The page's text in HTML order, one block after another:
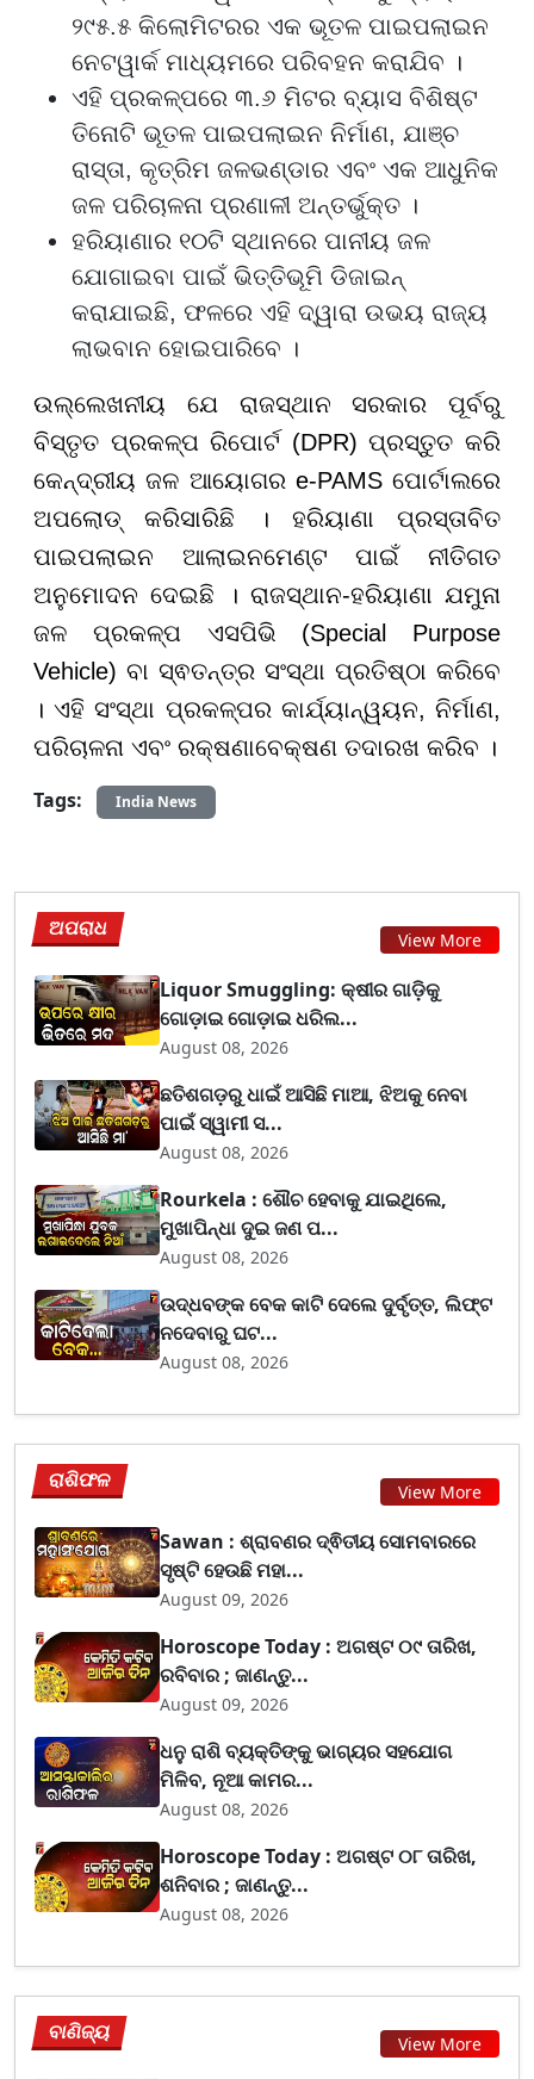
୨୯୫.୫ କିଲୋମିଟରର ଏକ ଭୂତଳ ପାଇପଲାଇନ
ନେଟୱାର୍କ ମାଧ୍ୟମରେ ପରିବହନ କରାଯିବ ।
ଏହି ପ୍ରକଳ୍ପରେ ୩.୬ ମିଟର ବ୍ୟାସ ବିଶିଷ୍ଟ
ତିନୋଟି ଭୂତଳ ପାଇପଲାଇନ ନିର୍ମାଣ, ଯାଞ୍ଚ
ରାସ୍ତା, କୃତ୍ରିମ ଜଳଭଣ୍ଡାର ଏବଂ ଏକ ଆଧୁନିକ
ଜଳ ପରିଚାଳନା ପ୍ରଣାଳୀ ଅନ୍ତର୍ଭୁକ୍ତ ।
ହରିୟାଣାର ୧୦ଟି ସ୍ଥାନରେ ପାନୀୟ ଜଳ
ଯୋଗାଇବା ପାଇଁ ଭିତ୍ତିଭୂମି ଡିଜାଇନ୍
କରାଯାଇଛି, ଫଳରେ ଏହି ଦ୍ୱାରା ଉଭୟ ରାଜ୍ୟ
ଲାଭବାନ ହୋଇପାରିବେ ।
ଉଲ୍ଲେଖନୀୟ ଯେ ରାଜସ୍ଥାନ ସରକାର ପୂର୍ବରୁ
ବିସ୍ତୃତ ପ୍ରକଳ୍ପ ରିପୋର୍ଟ (DPR) ପ୍ରସ୍ତୁତ କରି
କେନ୍ଦ୍ରୀୟ ଜଳ ଆୟୋଗର e-PAMS ପୋର୍ଟାଲରେ
ଅପଲୋଡ୍ କରିସାରିଛି । ହରିୟାଣା ପ୍ରସ୍ତାବିତ
ପାଇପଲାଇନ ଆଲାଇନମେଣ୍ଟ ପାଇଁ ନୀତିଗତ
ଅନୁମୋଦନ ଦେଇଛି । ରାଜସ୍ଥାନ-ହରିୟାଣା ଯମୁନା
ଜଳ ପ୍ରକଳ୍ପ ଏସପିଭି (Special Purpose
Vehicle) ବା ସ୍ଵତନ୍ତ୍ର ସଂସ୍ଥା ପ୍ରତିଷ୍ଠା କରିବେ
। ଏହି ସଂସ୍ଥା ପ୍ରକଳ୍ପର କାର୍ଯ୍ୟାନ୍ୱୟନ, ନିର୍ମାଣ,
ପରିଚାଳନା ଏବଂ ରକ୍ଷଣାବେକ୍ଷଣ ତଦାରଖ କରିବ ।
Tags:
India News
ଅପରାଧ View More
Liquor Smuggling: କ୍ଷୀର ଗାଡ଼ିକୁ
ଗୋଡ଼ାଇ ଗୋଡ଼ାଇ ଧରିଲ...
August 08, 2026
ଛତିଶଗଡ଼ରୁ ଧାଇଁ ଆସିଛି ମାଆ, ଝିଅକୁ ନେବା
ପାଇଁ ସ୍ୱାମୀ ସ...
August 08, 2026
Rourkela : ଶୌଚ ହେବାକୁ ଯାଇଥିଲେ,
ମୁଖାପିନ୍ଧା ଦୁଇ ଜଣ ପ...
August 08, 2026
ଉଦ୍ଧବଙ୍କ ବେକ କାଟି ଦେଲେ ଦୁର୍ବୃତ୍ତ, ଲିଫ୍ଟ
ନଦେବାରୁ ଘଟ...
August 08, 2026
ରାଶିଫଳ View More
Sawan : ଶ୍ରାବଣର ଦ୍ଵିତୀୟ ସୋମବାରରେ
ସୃଷ୍ଟି ହେଉଛି ମହା...
August 09, 2026
Horoscope Today : ଅଗଷ୍ଟ ୦୯ ତାରିଖ,
ରବିବାର ; ଜାଣନ୍ତୁ...
August 09, 2026
ଧନୁ ରାଶି ବ୍ୟକ୍ତିଙ୍କୁ ଭାଗ୍ୟର ସହଯୋଗ
ମିଳିବ, ନୂଆ କାମର...
August 08, 2026
Horoscope Today : ଅଗଷ୍ଟ ୦୮ ତାରିଖ,
ଶନିବାର ; ଜାଣନ୍ତୁ...
August 08, 2026
ବାଣିଜ୍ୟ View More